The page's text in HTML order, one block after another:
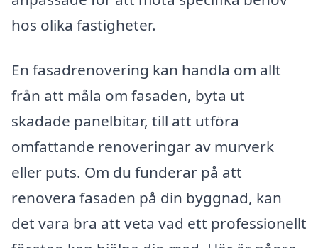
hos olika fastigheter.
En fasadrenovering kan handla om allt
från att måla om fasaden, byta ut
skadade panelbitar, till att utföra
omfattande renoveringar av murverk
eller puts. Om du funderar på att
renovera fasaden på din byggnad, kan
det vara bra att veta vad ett professionellt